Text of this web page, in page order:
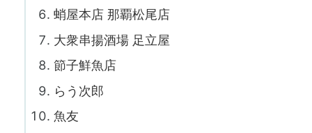
蛸屋本店 那覇松尾店
大衆串揚酒場 足立屋
節子鮮魚店
らう次郎
魚友